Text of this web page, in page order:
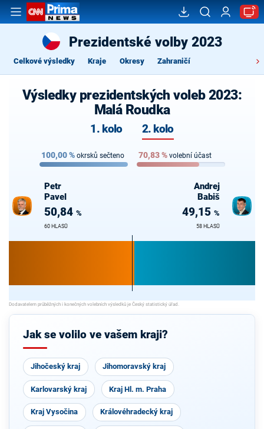
Prezidentské volby 2023
Celkové výsledky Kraje Okresy Zahraničí
Výsledky prezidentských voleb 2023:
Malá Roudka
1. kolo 2. kolo
100,00% okrsků sečteno 70,83% volební účast
Petr
Pavel
50,84 %
60 HLASŮ
Andrej
Babiš
49,15 %
58 HLASŮ
Jak se volilo ve vašem kraji?
Jihočeský kraj Jihomoravský kraj
Karlovarský kraj Kraj Hl. m. Praha
Kraj Vysočina Královéhradecký kraj